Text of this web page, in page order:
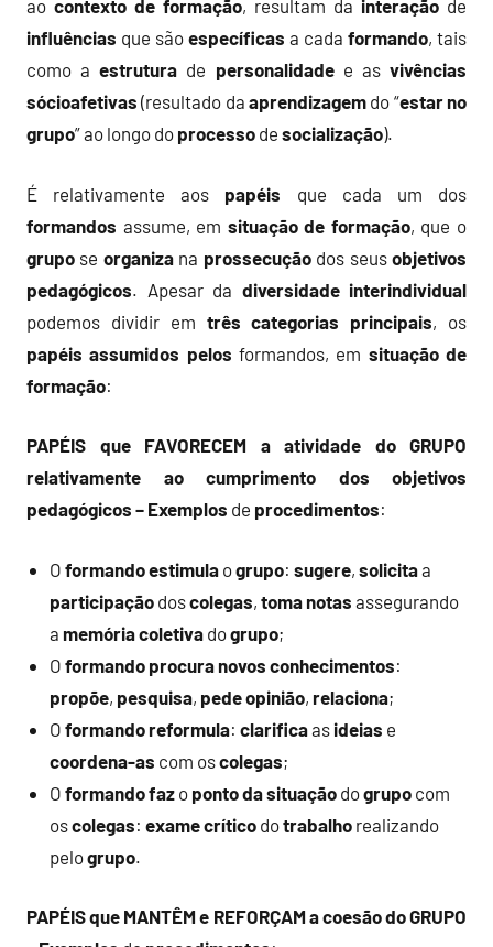
ao contexto de formação, resultam da interação de
influências que são específicas a cada formando, tais
como aestrutura de personalidadee asvivências
sócioafetivas (resultado da aprendizagem do “estar no
grupo” ao longo do processo de socialização).
É relativamente aos papéis que cada um dos
formandos assume, em situação de formação, que o
grupo se organizana prossecuçãodos seusobjetivos
pedagógicos. Apesar da diversidade interindividual
podemos dividir em três categorias principais, os
papéis assumidos pelos formandos, em situação de
formação:
PAPÉIS que FAVORECEM a atividade do GRUPO
relativamente ao cumprimento dos objetivos
pedagógicos – Exemplos de procedimentos:
Oformandoestimula ogrupo:sugere,solicitaa
participação doscolegas,toma notas assegurando
amemóriacoletiva dogrupo;
Oformando procuranovos conhecimentos:
propõe, pesquisa, pede opinião,relaciona;
Oformandoreformula:clarificaas ideias e
coordena-as com oscolegas;
Oformandofaz o ponto da situação dogrupo com
oscolegas:exame crítico dotrabalho realizando
pelogrupo.
PAPÉIS que MANTÊM e REFORÇAM a coesão do GRUPO